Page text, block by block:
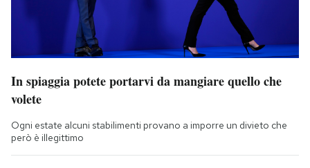
In spiaggia potete portarvi da mangiare quello che
volete
Ogni estate alcuni stabilimenti provano a imporre un divieto che
però è illegittimo